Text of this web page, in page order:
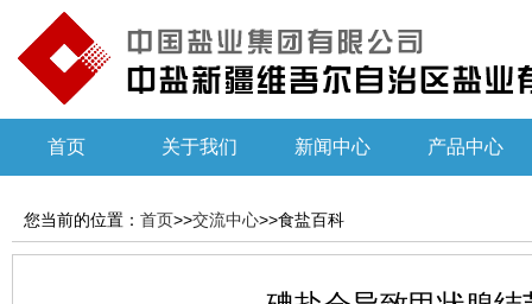
首页 关于我们 新闻中心 产品中心
您当前的位置： 首页>>交流中心>>食盐百科